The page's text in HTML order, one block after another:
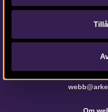
Kontaktinformation
Om